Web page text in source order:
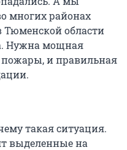
многих районах
Тюменской области
Нужна мощная
пожары, и правильная
такая ситуация.
выделенные на